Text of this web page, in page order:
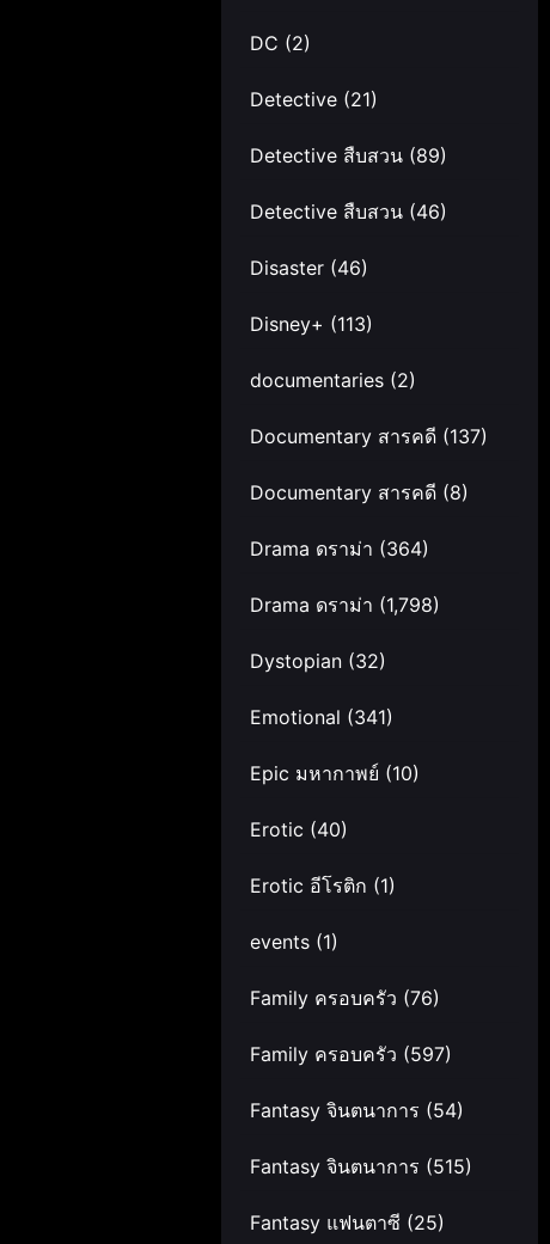
DC (2)
Detective (21)
Detective สืบสวน (89)
Detective สืบสวน (46)
Disaster (46)
Disney+ (113)
documentaries (2)
Documentary สารคดี (137)
Documentary สารคดี (8)
Drama ดราม่า (364)
Drama ดราม่า (1,798)
Dystopian (32)
Emotional (341)
Epic มหากาพย์ (10)
Erotic (40)
Erotic อีโรติก (1)
events (1)
Family ครอบครัว (76)
Family ครอบครัว (597)
Fantasy จินตนาการ (54)
Fantasy จินตนาการ (515)
Fantasy แฟนตาซี (25)